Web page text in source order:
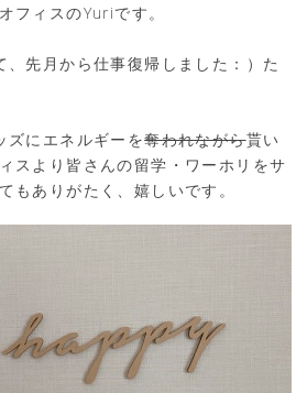
フィスのYuriです。
、先月から仕事復帰しました：）た
ズにエネルギーを奪われながら貰い
スより皆さんの留学・ワーホリをサ
もありがたく、嬉しいです。